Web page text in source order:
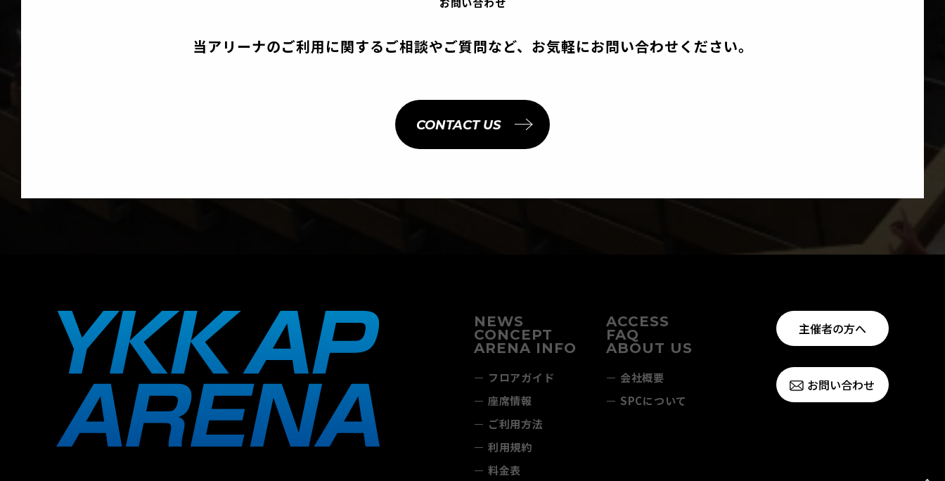
当アリーナのご利用に関するご相談やご質問など、 お気軽にお問い合わせください。
CONTACT US
NEWS ACCESS
CONCEPT FAQ
ARENA INFO
フロアガイド
座席情報
ご利用方法
利用規約
料金表
ABOUT US
会社概要
SPCについて
主催者の方へ
お問い合わせ